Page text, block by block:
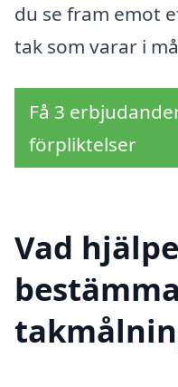
du se fram emot
tak som varar i
Få 3
förpliktelser
Vad